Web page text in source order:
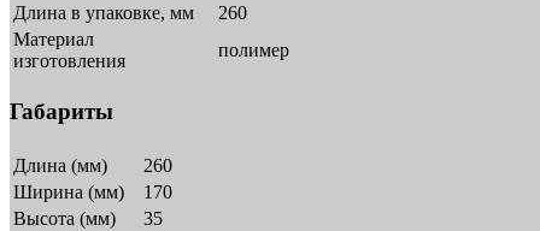
Длина в упаковке, мм
260
Материал
изготовления
полимер
Габариты
Длина (мм)
260
Ширина (мм)
170
Высота (мм)
35